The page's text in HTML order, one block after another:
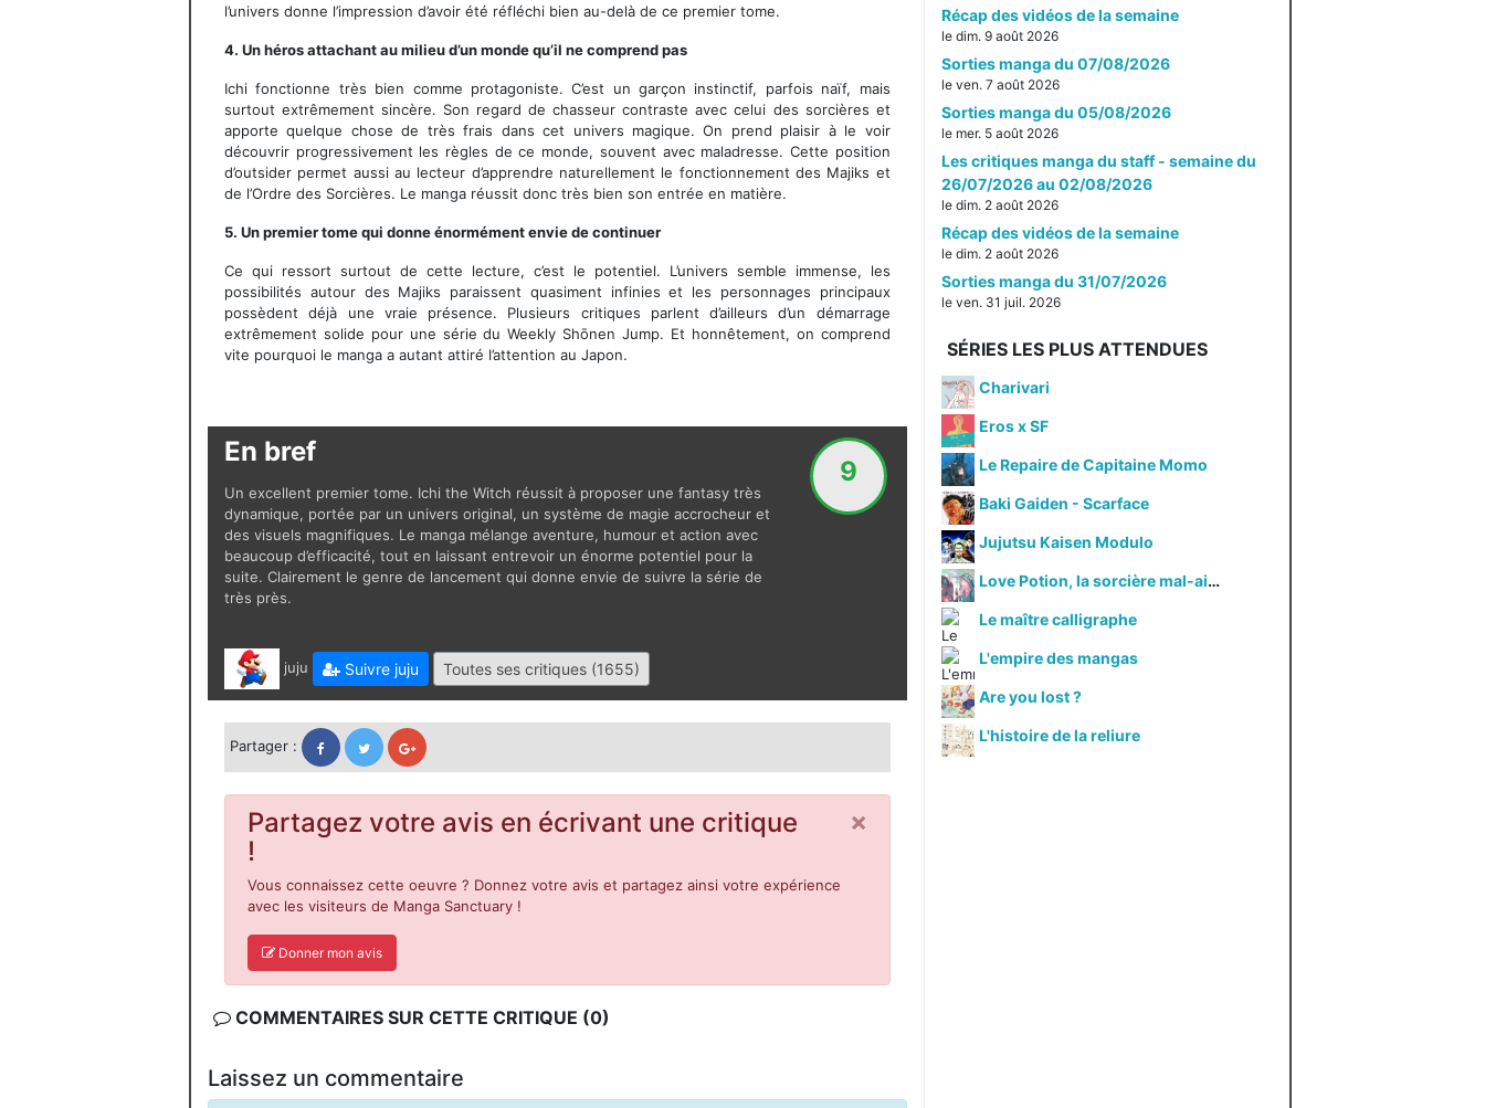
l’univers donne l’impression d’avoir été réfléchi bien au-delà de ce premier tome.
4. Un héros attachant au milieu d’un monde qu’il ne comprend pas
Ichi fonctionne très bien comme protagoniste. C’est un garçon instinctif, parfois naïf, mais
surtout extrêmement sincère. Son regard de chasseur contraste avec celui des sorcières et
apporte quelque chose de très frais dans cet univers magique. On prend plaisir à le voir
découvrir progressivement les règles de ce monde, souvent avec maladresse. Cette position
d’outsider permet aussi au lecteur d’apprendre naturellement le fonctionnement des Majiks et
de l’Ordre des Sorcières. Le manga réussit donc très bien son entrée en matière.
5. Un premier tome qui donne énormément envie de continuer
Ce qui ressort surtout de cette lecture, c’est le potentiel. L’univers semble immense, les
possibilités autour des Majiks paraissent quasiment infinies et les personnages principaux
possèdent déjà une vraie présence. Plusieurs critiques parlent d’ailleurs d’un démarrage
extrêmement solide pour une série du Weekly Shōnen Jump. Et honnêtement, on comprend
vite pourquoi le manga a autant attiré l’attention au Japon.
En bref
Un excellent premier tome. Ichi the Witch réussit à proposer une fantasy très
dynamique, portée par un univers original, un système de magie accrocheur et
des visuels magnifiques. Le manga mélange aventure, humour et action avec
beaucoup d’efficacité, tout en laissant entrevoir un énorme potentiel pour la
suite. Clairement le genre de lancement qui donne envie de suivre la série de
très près.
9
juju Suivre juju Toutes ses critiques (1655)
Partager :
×
Partagez votre avis en écrivant une critique
!
Vous connaissez cette oeuvre ? Donnez votre avis et partagez ainsi votre expérience
avec les visiteurs de Manga Sanctuary !
Donner mon avis
COMMENTAIRES SUR CETTE CRITIQUE (0)
Laissez un commentaire
Récap des vidéos de la semaine
le dim. 9 août 2026
Sorties manga du 07/08/2026
le ven. 7 août 2026
Sorties manga du 05/08/2026
le mer. 5 août 2026
Les critiques manga du staff - semaine du
26/07/2026 au 02/08/2026
le dim. 2 août 2026
Récap des vidéos de la semaine
le dim. 2 août 2026
Sorties manga du 31/07/2026
le ven. 31 juil. 2026
SÉRIES LES PLUS ATTENDUES
Charivari
Eros x SF
Le Repaire de Capitaine Momo
Baki Gaiden - Scarface
Jujutsu Kaisen Modulo
Love Potion, la sorcière mal-aimée
Le maître calligraphe
L'empire des mangas
Are you lost ?
L'histoire de la reliure